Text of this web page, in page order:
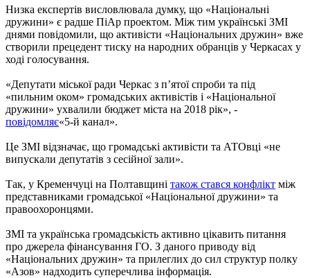
Низка експертів висловлювала думку, що «Національні
дружини» є радше ПіАр проектом. Між тим українські ЗМІ
днями повідомили, що активісти «Національних дружин» вже
створили прецедент тиску на народних обранців у Черкасах у
ході голосування.
«Депутати міської ради Черкас з п’ятої спроби та під
«пильним оком» громадських активістів і «Національної
дружини» ухвалили бюджет міста на 2018 рік», -
повідомляє«5-й канал».
Це ЗМІ відзначає, що громадські активісти та АТОвці «не
випускали депутатів з сесійної зали».
Так, у Кременчуці на Полтавщині також стався конфлікт між
представниками громадської «Національної дружини» та
правоохоронцями.
ЗМІ та українська громадськість активно цікавить питання
про джерела фінансування ГО. З даного приводу від
«Національних дружин» та прилеглих до сил структур полку
«Азов» надходить суперечлива інформація.